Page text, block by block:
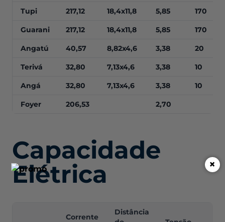
Tupi 217,12 18,4x11,8 5,85 170
Guarani 217,12 18,4x11,8 5,85 170
Angatú 40,57 8,82x4,6 3,38 20
Terivá 32,80 7,13x4,6 3,38 10
Angá 32,80 7,13x4,6 3,38 10
Foyer 206,53 2,70
Capacidade
Elétrica
Corrente
Distância
×